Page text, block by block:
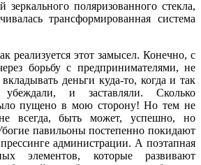
зеркального поляризованного стекла,
трансформированная система
реализуется этот замысел. Конечно, с
борьбу с предпринимателями, не
деньги куда-то, когда и так
и заставляли. Сколько
пущено в мою сторону! Но тем не
всегда, быть может, успешно, но
павильоны постепенно покидают
администрации. А поэтапная
элементов, которые развивают